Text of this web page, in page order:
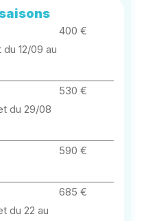
12/09 au
400 €
du 29/08
530 €
590 €
du 22 au
685 €